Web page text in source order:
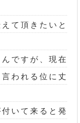
て頂きたいと
ですが、現在
われる位に丈
いて来ると発